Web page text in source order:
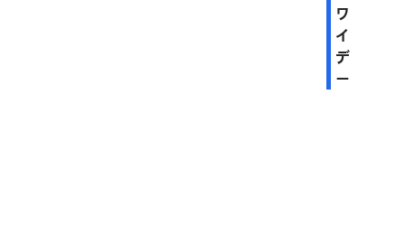
ワ
イ
デ
ー